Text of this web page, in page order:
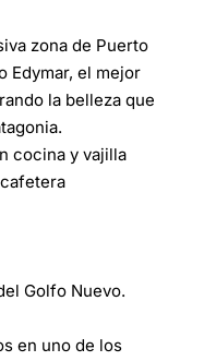
zona de Puerto
Edymar, el mejor
la belleza que
cocina y vajilla
Golfo Nuevo.
en uno de los